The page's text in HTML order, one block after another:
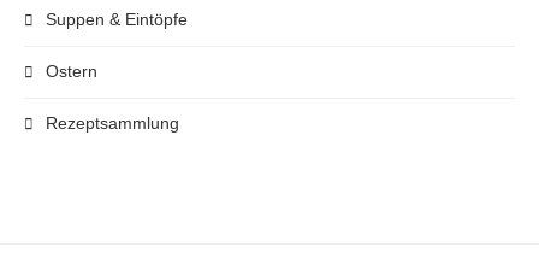
Suppen & Eintöpfe
Ostern
Rezeptsammlung